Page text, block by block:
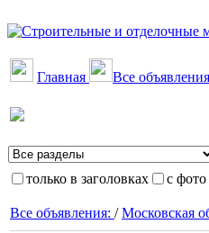
Главная Все объявления
только в заголовках с фото
Все объявления: /Московская